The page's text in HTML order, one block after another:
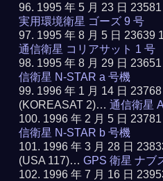
1995 年 5 月 23 日
実用環境衛星 ゴーズ 9 号
1995 年 8 月 5 日 23639
通信衛星 コリアサット 1 号
1995 年 8 月 29 日
信衛星 N-STAR a 号機
1996 年 1 月 14 日
(KOREASAT 2)…通信衛星
1996 年 2 月 5 日
信衛星 N-STAR b 号機
1996 年 3 月 28 日
(USA 117)…GPS 衛星 ナブ
1996 年 7 月 16 日